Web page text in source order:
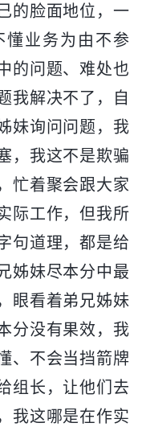
的脸面地位，一
业务为由不参
的问题、难处也
我解决不了，自
妹询问问题，我
，我这不是欺骗
忙着聚会跟大家
际工作，但我所
句道理，都是给
姊妹尽本分中最
眼看着弟兄姊妹
分没有果效，我
、不会当挡箭牌
组长，让他们去
我这哪是在作实